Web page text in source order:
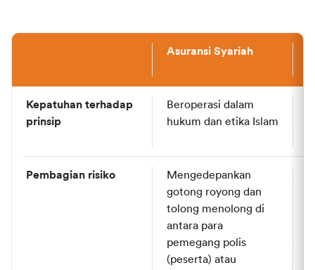
Asuransi Syariah
Kepatuhan terhadap
prinsip
Beroperasi dalam
hukum dan etika Islam
Pembagian risiko
Mengedepankan
gotong royong dan
tolong menolong di
antara para
pemegang polis
(peserta) atau